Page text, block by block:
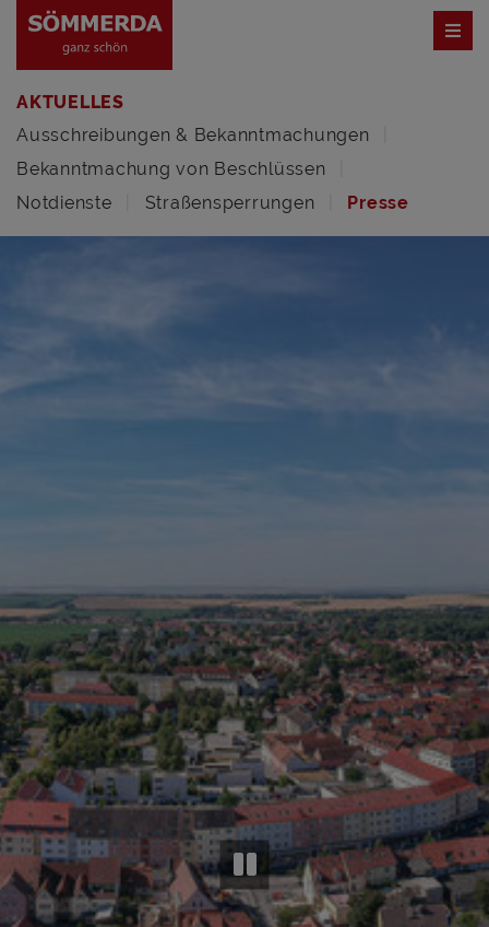
AKTUELLES
Ausschreibungen & Bekanntmachungen
Bekanntmachung von Beschlüssen
Notdienste
Straßensperrungen Presse